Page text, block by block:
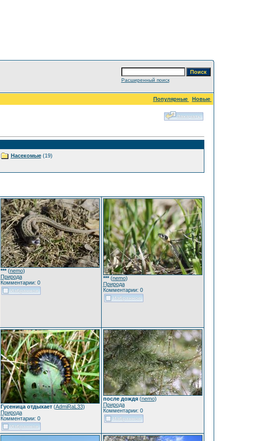
Расширенный поиск
Популярные
Новые
Насекомые(19)
***(nemo)
Природа
Комментарии: 0
***(nemo)
Природа
Комментарии: 0
Гусеница отдыхает(AdmiRaL33)
Природа
Комментарии: 0
после дождя(nemo)
Природа
Комментарии: 0